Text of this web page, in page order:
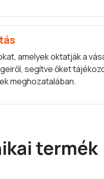
amelyek oktatják a
segítve őket
meghozatalában.
termék